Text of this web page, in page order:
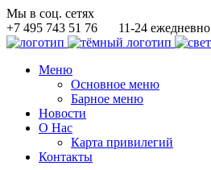
Мы в соц. сетях
+7 495 743 51 76
11-24 ежедневно
Меню
Основное меню
Барное меню
Новости
О Нас
Карта привилегий
Контакты